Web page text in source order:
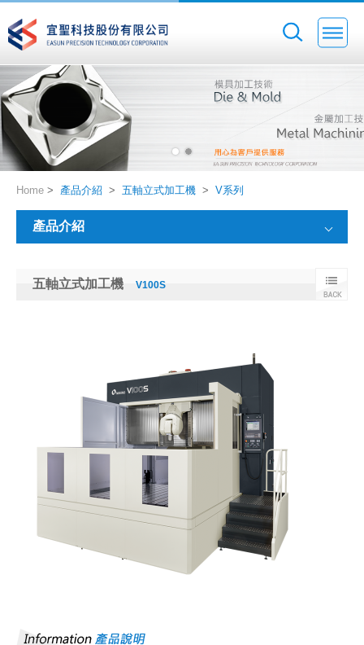
Home > 產品介紹 > 五軸立式加工機 > V系列
產品介紹
五軸立式加工機 V100S